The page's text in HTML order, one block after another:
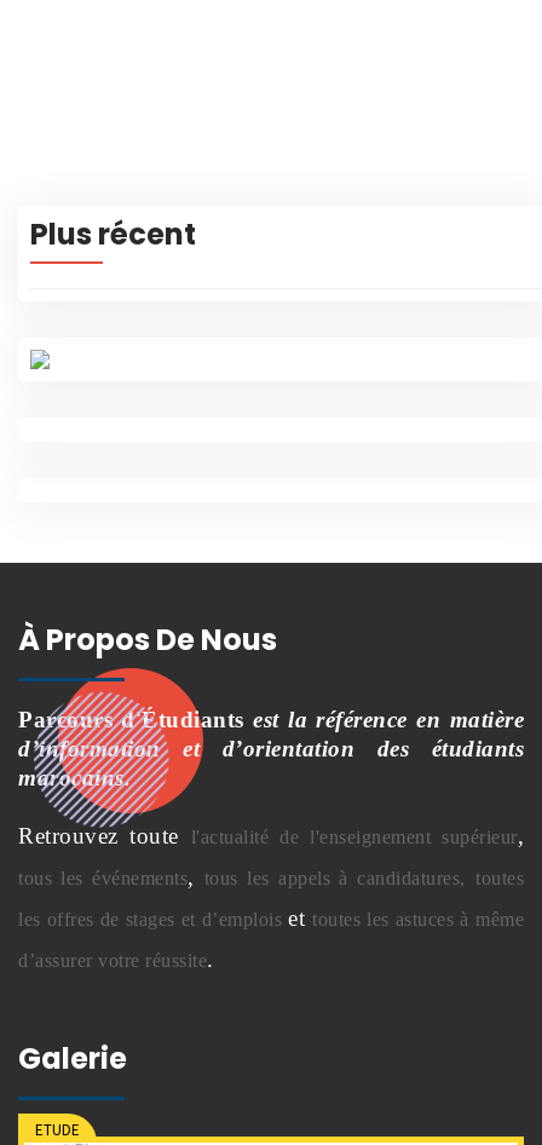
Plus récent
À Propos De Nous
Parcours d'Étudiants est la référence en matière
d’information et d’orientation des étudiants
marocains.
Retrouvez toute l'actualité de l'enseignement supérieur,
tous les événements, tous les appels à candidatures, toutes
les offres de stages et d’emploisettoutes les astuces à même
d’assurer votre réussite.
Galerie